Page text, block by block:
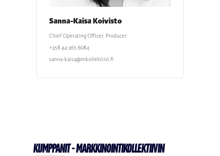
Sanna-Kaisa Koivisto
Chief Operating Officer, Producer
+358 44 365 6084
sanna-kaisa@mkollektiivi.fi
Kumppanit - Markkinointikollektiivin